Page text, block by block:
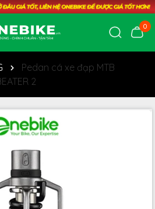
0
Pedan cá xe đạp MTB
2